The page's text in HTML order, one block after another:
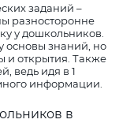
заданий –
разносторонне
у дошкольников.
основы знаний, но
и открытия. Также
ведь идя в 1
информации.
в